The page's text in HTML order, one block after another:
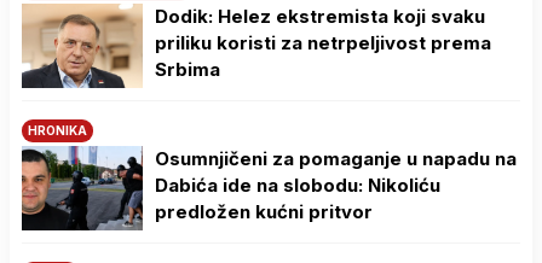
Dodik: Helez ekstremista koji svaku
priliku koristi za netrpeljivost prema
Srbima
HRONIKA
Osumnjičeni za pomaganje u napadu na
Dabića ide na slobodu: Nikoliću
predložen kućni pritvor